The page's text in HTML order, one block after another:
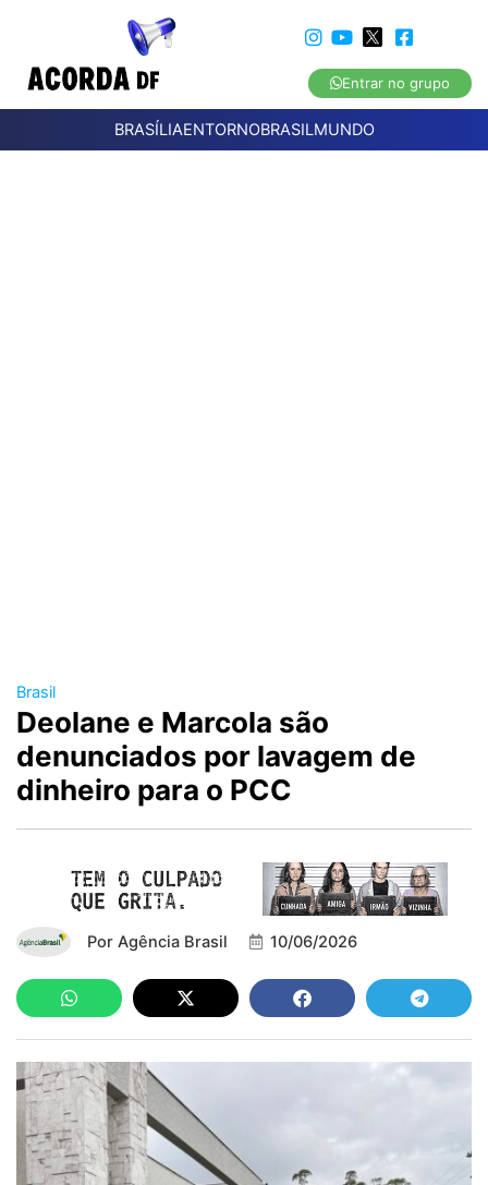
Entrar no grupo
BRASÍLIAENTORNOBRASILMUNDO
Brasil
Deolane e Marcola são
denunciados por lavagem de
dinheiro para o PCC
Por Agência Brasil 10/06/2026